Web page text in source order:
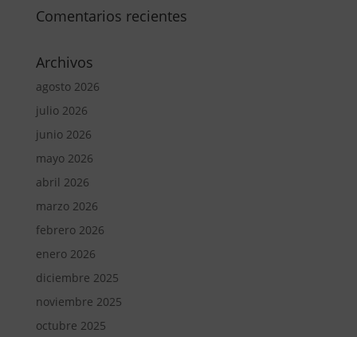
Comentarios recientes
Archivos
agosto 2026
julio 2026
junio 2026
mayo 2026
abril 2026
marzo 2026
febrero 2026
enero 2026
diciembre 2025
noviembre 2025
octubre 2025